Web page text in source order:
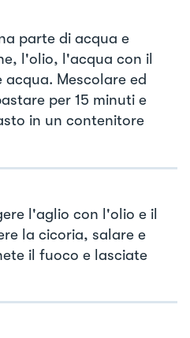
parte di acqua e
l'olio, l'acqua con il
acqua. Mescolare ed
per 15 minuti e
in un contenitore
l'aglio con l'olio e il
la cicoria, salare e
il fuoco e lasciate